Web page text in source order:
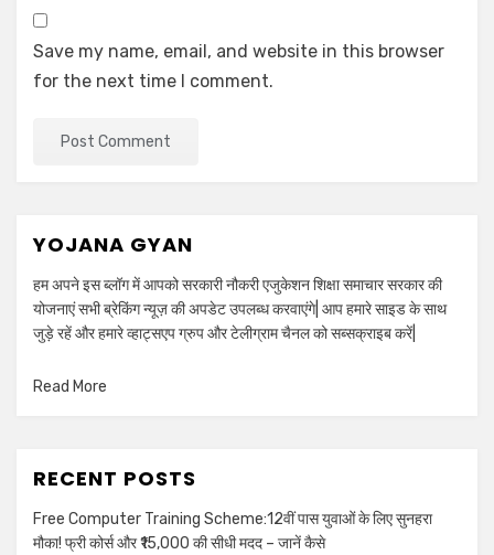
Save my name, email, and website in this browser
for the next time I comment.
YOJANA GYAN
हम अपने इस ब्लॉग में आपको सरकारी नौकरी एजुकेशन शिक्षा समाचार सरकार की
योजनाएं सभी ब्रेकिंग न्यूज़ की अपडेट उपलब्ध करवाएंगे| आप हमारे साइड के साथ
जुड़े रहें और हमारे व्हाट्सएप ग्रुप और टेलीग्राम चैनल को सब्सक्राइब करें|
Read More
RECENT POSTS
Free Computer Training Scheme:12वीं पास युवाओं के लिए सुनहरा
मौका! फ्री कोर्स और ₹15,000 की सीधी मदद – जानें कैसे